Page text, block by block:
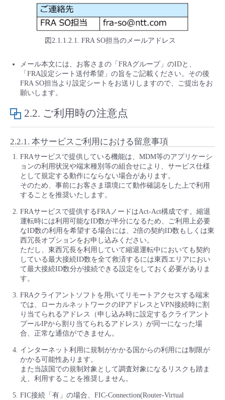
図2.1.1.2.1. FRA SO担当のメールアドレス
メール本文には、お客さまの「FRAグループ」のIDと、
「FRA設定シート送付希望」の旨をご記載ください。その後
FRA SO担当より設定シートをお送りしますので、ご提出をお
願いします。
2.2. ご利用時の注意点
2.2.1. 本サービスご利用における留意事項
FRAサービスで提供している機能は、MDM等のアプリケーシ
ョンの利用状況や端末種別等の組合せにより、サービス仕様
として規定する動作にならない場合があります。
そのため、事前にお客さま環境にて動作確認をした上で利用
することを推奨いたします。
FRAサービスで提供するFRAノードはAct-Act構成です。縮退
運転時には利用可能なID数が半分になるため、ご利用上必要
なID数の利用を希望する場合には、2倍の契約ID数もしくは東
西冗長オプションをお申し込みください。
ただし、東西冗長を利用していて縮退運転中においても契約
している最大接続ID数を全て救済するには東西エリアにおい
て最大接続ID数分が接続できる設定をしておく必要がありま
す。
FRAクライアントソフトを用いてリモートアクセスする端末
では、ローカルネットワークのIPアドレスとVPN接続時に割
り当てられるアドレス（申し込み時に設定するクライアント
プールIPから割り当てられるアドレス）が同一になった場
合、正常な通信ができません。
インターネット利用に規制がかかる国からの利用には制限が
かかる可能性あります。
また当該国での規制対象として調査対象になるリスクも踏ま
え、利用することを推奨しません。
FIC接続「有」の場合、FIC-Connection(Router-Virtual